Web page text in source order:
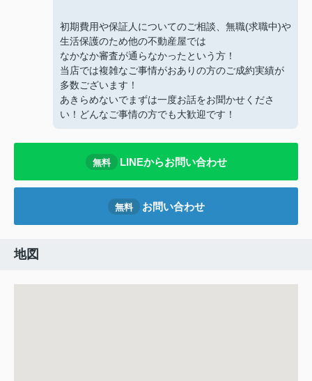
初期費用や保証人についてのご相談、無職(求職中)や
生活保護のため他の不動産屋では
なかなか審査が通らなかったという方！
当店では複雑なご事情がおありの方のご成約実績が
多数ございます！
あきらめないでまずは一度お話をお聞かせくださ
い！どんなご事情の方でも大歓迎です！
無料 LINEからお問い合わせ
無料 お問い合わせ
地図